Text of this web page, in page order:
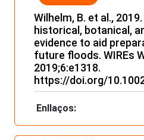
Wilhelm, B. et al.,
historical, botanical,
evidence to aid
future floods. WIREs
2019;6:e1318.
https://doi.org/
Enllaços: